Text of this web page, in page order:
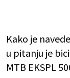
Kako je
u pitanju je
MTB EKSPL